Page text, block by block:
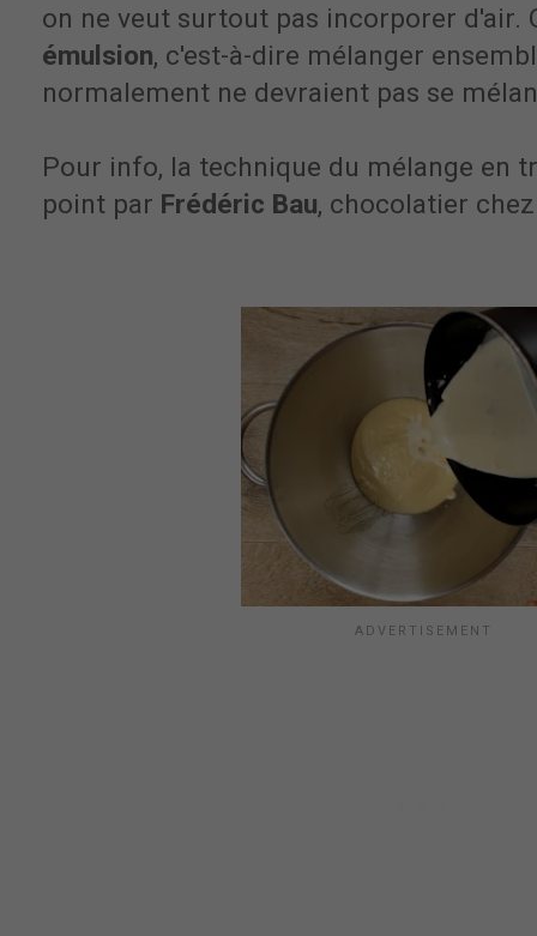
on ne veut surtout pas incorporer d'air.
émulsion, c'est-à-dire mélanger
normalement ne devraient pas se
Pour info, la technique du mélange en
point par Frédéric Bau, chocolatier